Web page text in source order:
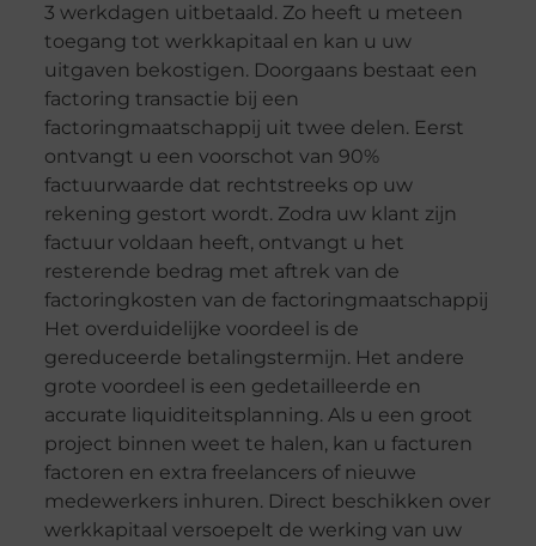
3 werkdagen uitbetaald. Zo heeft u meteen
toegang tot werkkapitaal en kan u uw
uitgaven bekostigen. Doorgaans bestaat een
factoring transactie bij een
factoringmaatschappij uit twee delen. Eerst
ontvangt u een voorschot van 90%
factuurwaarde dat rechtstreeks op uw
rekening gestort wordt. Zodra uw klant zijn
factuur voldaan heeft, ontvangt u het
resterende bedrag met aftrek van de
factoringkosten van de factoringmaatschappij
Het overduidelijke voordeel is de
gereduceerde betalingstermijn. Het andere
grote voordeel is een gedetailleerde en
accurate liquiditeitsplanning. Als u een groot
project binnen weet te halen, kan u facturen
factoren en extra freelancers of nieuwe
medewerkers inhuren. Direct beschikken over
werkkapitaal versoepelt de werking van uw